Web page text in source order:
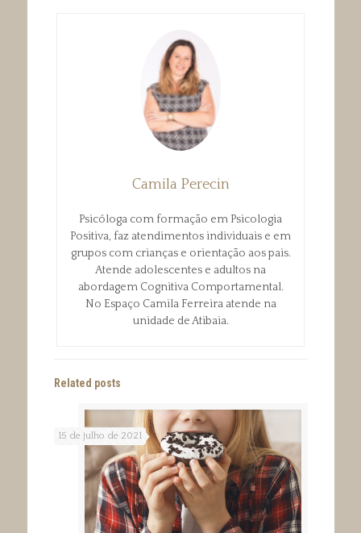
Camila Perecin
Psicóloga com formação em Psicologia
Positiva, faz atendimentos individuais e em
grupos com crianças e orientação aos pais.
Atende adolescentes e adultos na
abordagem Cognitiva Comportamental.
No Espaço Camila Ferreira atende na
unidade de Atibaia.
Related posts
15 de julho de 2021